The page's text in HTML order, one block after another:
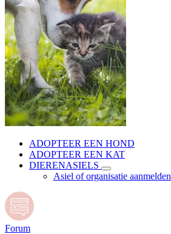
ADOPTEER EEN HOND
ADOPTEER EEN KAT
DIERENASIELS
Asiel of organisatie aanmelden
Forum